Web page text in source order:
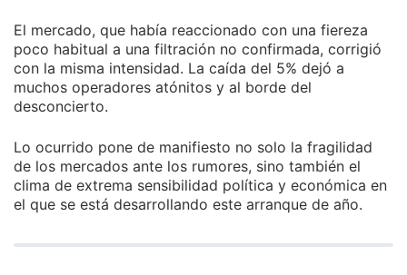
El mercado, que había reaccionado con una fiereza
poco habitual a una filtración no confirmada, corrigió
con la misma intensidad. La caída del 5% dejó a
muchos operadores atónitos y al borde del
desconcierto.
Lo ocurrido pone de manifiesto no solo la fragilidad
de los mercados ante los rumores, sino también el
clima de extrema sensibilidad política y económica en
el que se está desarrollando este arranque de año.